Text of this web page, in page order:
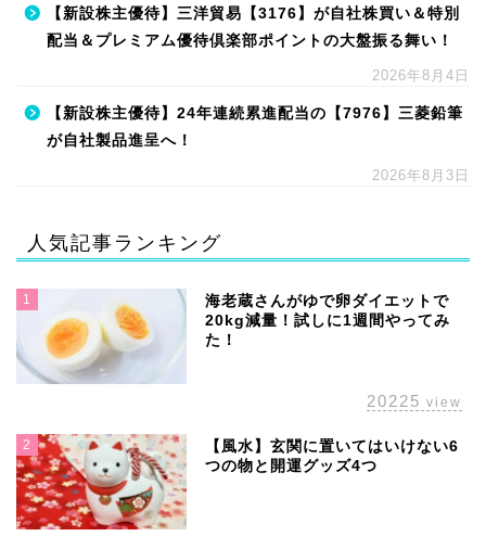
【新設株主優待】三洋貿易【3176】が自社株買い＆特別
配当＆プレミアム優待倶楽部ポイントの大盤振る舞い！
2026年8月4日
【新設株主優待】24年連続累進配当の【7976】三菱鉛筆
が自社製品進呈へ！
2026年8月3日
人気記事ランキング
1
海老蔵さんがゆで卵ダイエットで
20kg減量！試しに1週間やってみ
た！
20225 view
2
【風水】玄関に置いてはいけない6
つの物と開運グッズ4つ